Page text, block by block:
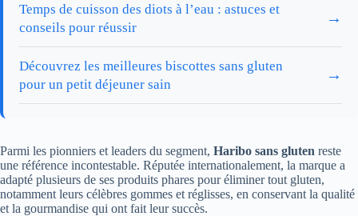
Temps de cuisson des diots à l’eau : astuces et
conseils pour réussir
→
Découvrez les meilleures biscottes sans gluten
pour un petit déjeuner sain
→
Parmi les pionniers et leaders du segment, Haribo sans gluten reste
une référence incontestable. Réputée internationalement, la marque a
adapté plusieurs de ses produits phares pour éliminer tout gluten,
notamment leurs célèbres gommes et réglisses, en conservant la qualité
et la gourmandise qui ont fait leur succès.